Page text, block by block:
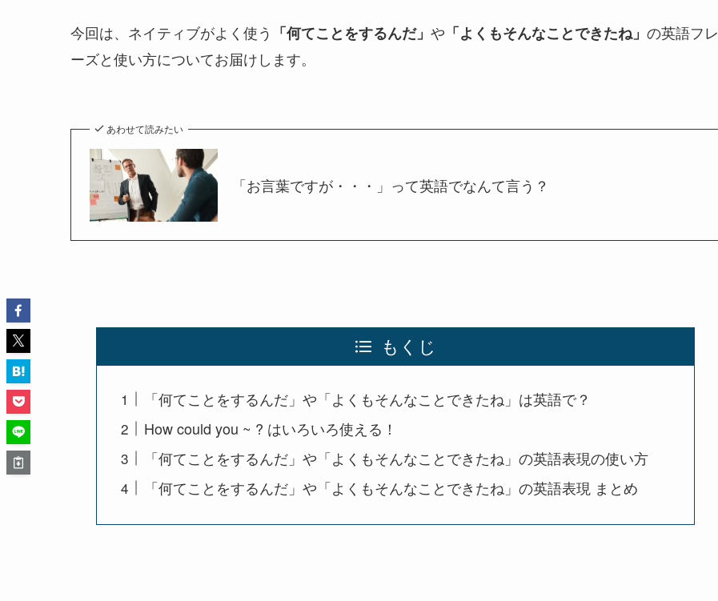
今回は、ネイティブがよく使う 「何てことをするんだ」 や 「よくもそんなことできたね」 の英語フレ
ーズと使い方についてお届けします。
あわせて読みたい
「お言葉ですが・・・」って英語でなんて言う？
もくじ
「何てことをするんだ」や「よくもそんなことできたね」は英語で？
How could you ~ ? はいろいろ使える！
「何てことをするんだ」や「よくもそんなことできたね」の英語表現の使い方
「何てことをするんだ」や「よくもそんなことできたね」の英語表現 まとめ